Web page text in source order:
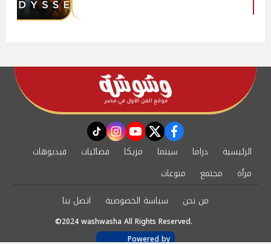
facebook
twitter
youtube
instagram
tiktok
الرئيسية دراما سينما مزيكا فضائيات
فيديوهات
مرأة
مجتمع
منوعات
من نحن
سياسة الخصوصية اتصل بنا
©2024 washwasha All Rights Reserved.
Powered by